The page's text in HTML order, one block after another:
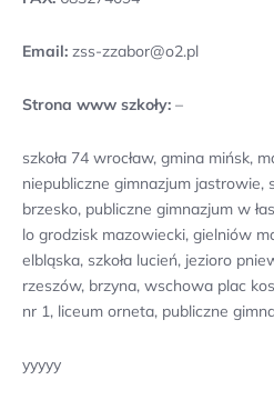
Email: zss-zzabor@o2.pl
Strona www szkoły: –
szkoła 74 wrocław, gmina mińsk,
niepubliczne gimnazjum jastrowie,
brzesko, publiczne gimnazjum w
lo grodzisk mazowiecki, gielniów
elbląska, szkoła lucień, jezioro
rzeszów, brzyna, wschowa plac
nr 1, liceum orneta, publiczne
yyyyy